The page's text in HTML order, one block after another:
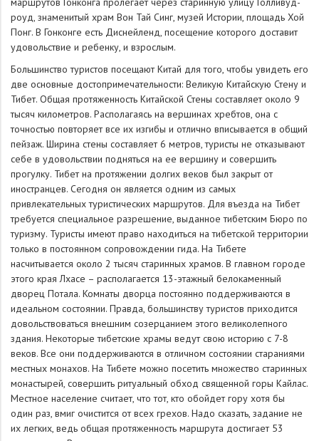
роуд, знаменитый храм Вон Тай Синг, музей Истории, площадь Хой
Понг. В Гонконге есть Диснейленд, посещение которого доставит
удовольствие и ребенку, и взрослым.
Большинство туристов посещают Китай для того, чтобы увидеть его
две основные достопримечательности: Великую Китайскую Стену и
Тибет. Общая протяженность Китайской Стены составляет около 9
тысяч километров. Располагаясь на вершинах хребтов, она с
точностью повторяет все их изгибы и отлично вписывается в общий
пейзаж. Ширина стены составляет 6 метров, туристы не отказывают
себе в удовольствии подняться на ее вершину и совершить
прогулку. Тибет на протяжении долгих веков был закрыт от
иностранцев. Сегодня он является одним из самых
привлекательных туристических маршрутов. Для въезда на Тибет
требуется специальное разрешение, выданное тибетским Бюро по
туризму. Туристы имеют право находиться на тибетской территории
только в постоянном сопровождении гида. На Тибете
насчитывается около 2 тысяч старинных храмов. В главном городе
этого края Лхасе – располагается 13-этажный белокаменный
дворец Потала. Комнаты дворца постоянно поддерживаются в
идеальном состоянии. Правда, большинству туристов приходится
довольствоваться внешним созерцанием этого великолепного
здания. Некоторые тибетские храмы ведут свою историю с 7-8
веков. Все они поддерживаются в отличном состоянии стараниями
местных монахов. На Тибете можно посетить множество старинных
монастырей, совершить ритуальный обход священной горы Кайлас.
Местное население считает, что тот, кто обойдет гору хотя бы
один раз, вмиг очистится от всех грехов. Надо сказать, задание не
их легких, ведь общая протяженность маршрута достигает 53